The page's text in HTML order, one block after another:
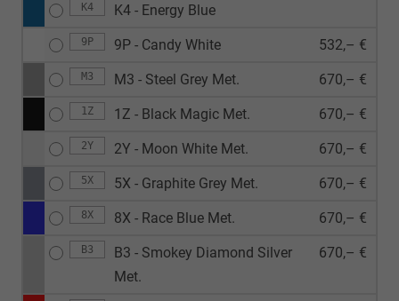
K4 K4 - Energy Blue
9P 9P - Candy White 532,– €
M3 M3 - Steel Grey Met. 670,– €
1Z 1Z - Black Magic Met. 670,– €
2Y 2Y - Moon White Met. 670,– €
5X 5X - Graphite Grey Met. 670,– €
8X 8X - Race Blue Met. 670,– €
B3
B3 - Smokey Diamond Silver
Met.
670,– €